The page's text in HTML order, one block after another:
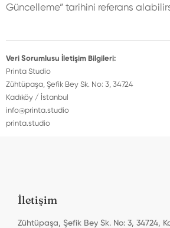
Güncelleme” tarihini referans
Veri Sorumlusu İletişim Bilgileri:
Printa Studio
Zühtüpaşa, Şefik Bey Sk. No: 3, 34724
Kadıköy / İstanbul
info@printa.studio
printa.studio
İletişim
Zühtüpaşa, Şefik Bey Sk. No: 3, 34724,